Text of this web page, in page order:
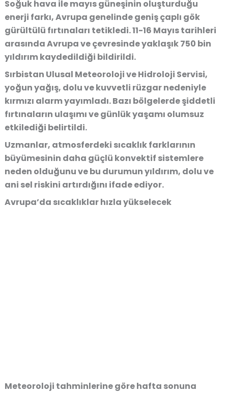
Soğuk hava ile mayıs güneşinin oluşturduğu
enerji farkı, Avrupa genelinde geniş çaplı gök
gürültülü fırtınaları tetikledi. 11-16 Mayıs tarihleri
arasında Avrupa ve çevresinde yaklaşık 750 bin
yıldırım kaydedildiği bildirildi.
Sırbistan Ulusal Meteoroloji ve Hidroloji Servisi,
yoğun yağış, dolu ve kuvvetli rüzgar nedeniyle
kırmızı alarm yayımladı. Bazı bölgelerde şiddetli
fırtınaların ulaşımı ve günlük yaşamı olumsuz
etkilediği belirtildi.
Uzmanlar, atmosferdeki sıcaklık farklarının
büyümesinin daha güçlü konvektif sistemlere
neden olduğunu ve bu durumun yıldırım, dolu ve
ani sel riskini artırdığını ifade ediyor.
Avrupa’da sıcaklıklar hızla yükselecek
Meteoroloji tahminlerine göre hafta sonuna